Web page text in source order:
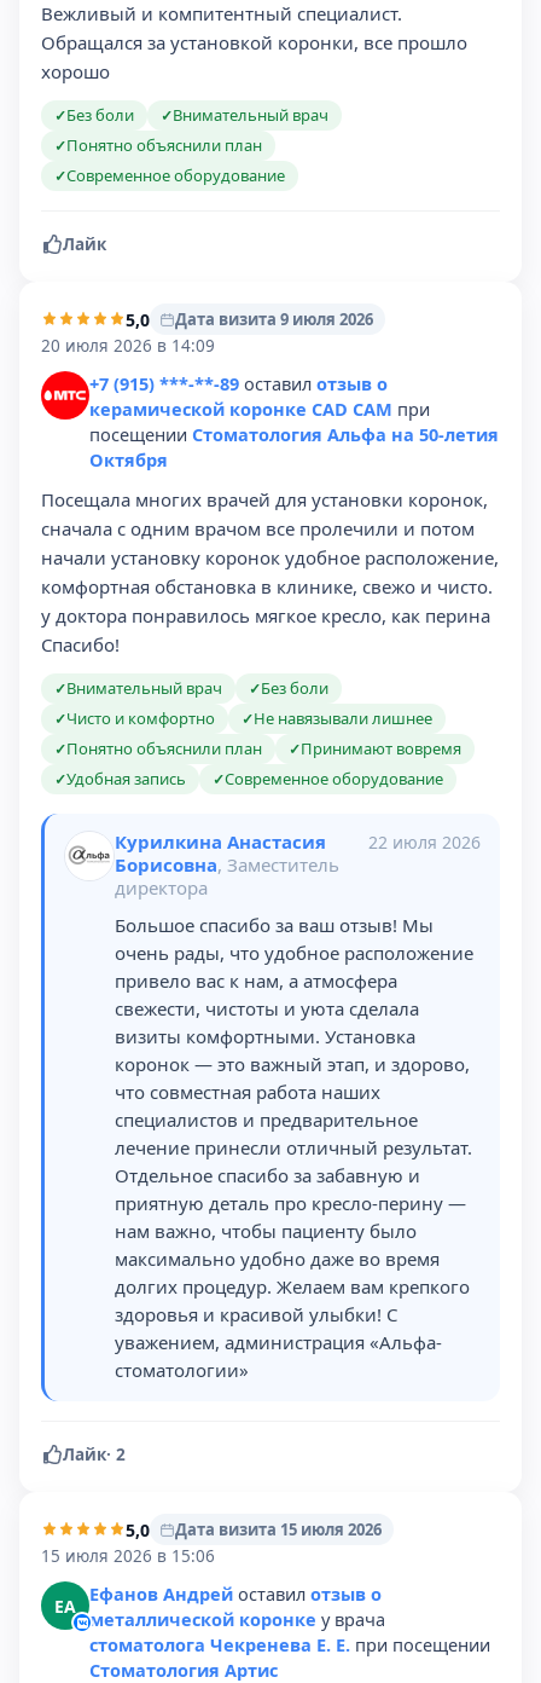
Вежливый и компитентный специалист.
Обращался за установкой коронки, все прошло
хорошо
✓Без боли ✓Внимательный врач
✓Понятно объяснили план
✓Современное оборудование
Лайк
5,0
Дата визита 9 июля 2026
20 июля 2026 в 14:09
+7 (915) ***-**-89 оставил отзыв о
керамической коронке CAD CAM при
посещении Стоматология Альфа на 50-летия
Октября
Посещала многих врачей для установки коронок,
сначала с одним врачом все пролечили и потом
начали установку коронок удобное расположение,
комфортная обстановка в клинике, свежо и чисто.
у доктора понравилось мягкое кресло, как перина
Спасибо!
✓Внимательный врач ✓Без боли
✓Чисто и комфортно ✓Не навязывали лишнее
✓Понятно объяснили план ✓Принимают вовремя
✓Удобная запись ✓Современное оборудование
Курилкина Анастасия
Борисовна, Заместитель
директора
22 июля 2026
Большое спасибо за ваш отзыв! Мы
очень рады, что удобное расположение
привело вас к нам, а атмосфера
свежести, чистоты и уюта сделала
визиты комфортными. Установка
коронок — это важный этап, и здорово,
что совместная работа наших
специалистов и предварительное
лечение принесли отличный результат.
Отдельное спасибо за забавную и
приятную деталь про кресло-перину —
нам важно, чтобы пациенту было
максимально удобно даже во время
долгих процедур. Желаем вам крепкого
здоровья и красивой улыбки! С
уважением, администрация «Альфа-
стоматологии»
Лайк· 2
5,0
Дата визита 15 июля 2026
15 июля 2026 в 15:06
ЕА Ефанов Андрей оставил отзыв о
металлической коронке у врача
стоматолога Чекренева Е. Е. при посещении
Стоматология Артис